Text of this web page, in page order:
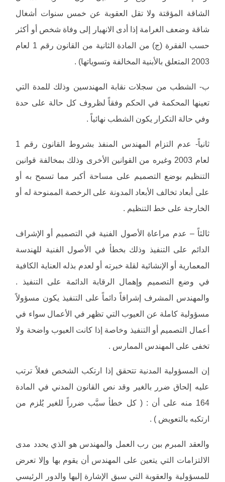
الشاقة المؤقتة ولا تقل العقوبة عن خمس سنوات أشغال
شاقة وضعف الغرامة إذا أدى الانهيار إلى وفاة شخص أو أكثر
حسب الفقرة (ج) من المادة الثانية من القانون رقم 1 لعام
2003 المتعلق بالأبنية المخالفة وتسوياتها) .
ب- الشطب من سجلات نقابة المهندسين وذلك للمدة التي
تعينها المحكمة في الحكم وفقاً لظروف كل حالة على حدة
وفي حالة التكرار يكون الشطب نهائياً .
ثانياً- عدم التزام المهندس المنفذ بشروط القانون رقم 1
لعام 2003 وغيره من القوانين الأخرى وذلك بمخالفة قوانين
التنظيم بوضع التصميم على مساحة أكبر مما تسمح به أو
على أبعاد تخالف الأبعاد المدونة على الرخصة الممنوحة له أو
الخارجة على خط التنظيم .
ثالثاً – عدم مراعاة الأصول الفنية في التصميم أو الإشراف
الدائم على التنفيذ وذلك بخطأ في الأصول الفنية للهندسة
المعمارية أو الإنشائية لقلة خبرته أو لعدم بذله العناية الكافية
في وضع التصميم وإهمال الرقابة الدائمة على التنفيذ .
والمهندس المشرف إشرافاً دائماً على التنفيذ يكون مسؤولاً
مسؤولية كاملة عن العيوب التي تظهر في الأعمال سواء في
أعمال التصميم أو التنفيذ وخاصة إذا كانت العيوب واضحة ولا
تخفى على المهندس الممارس .
إن المسؤولية المدنية تتحقق إذا ارتكب الشخص فعلاً ترتب
عليه إلحاق ضرر بالغير وقد نص القانون المدني في المادة
164 منه على أن : ( كل خطأ سبَّب ضرراً للغير يُلزم من
ارتكبه بالتعويض ) .
والعقد المبرم بين رب العمل والمهندس هو الذي يحدد مدى
الالتزامات التي يتعين على المهندس أن يقوم بها وإلا تعرض
للمسؤولية والعقوبة التي سبق الإشارة إليها والدور الرئيسي